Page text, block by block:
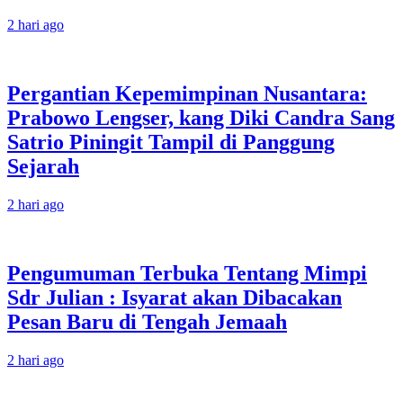
2 hari ago
Pergantian Kepemimpinan Nusantara:
Prabowo Lengser, kang Diki Candra Sang
Satrio Piningit Tampil di Panggung
Sejarah
2 hari ago
Pengumuman Terbuka Tentang Mimpi
Sdr Julian : Isyarat akan Dibacakan
Pesan Baru di Tengah Jemaah
2 hari ago